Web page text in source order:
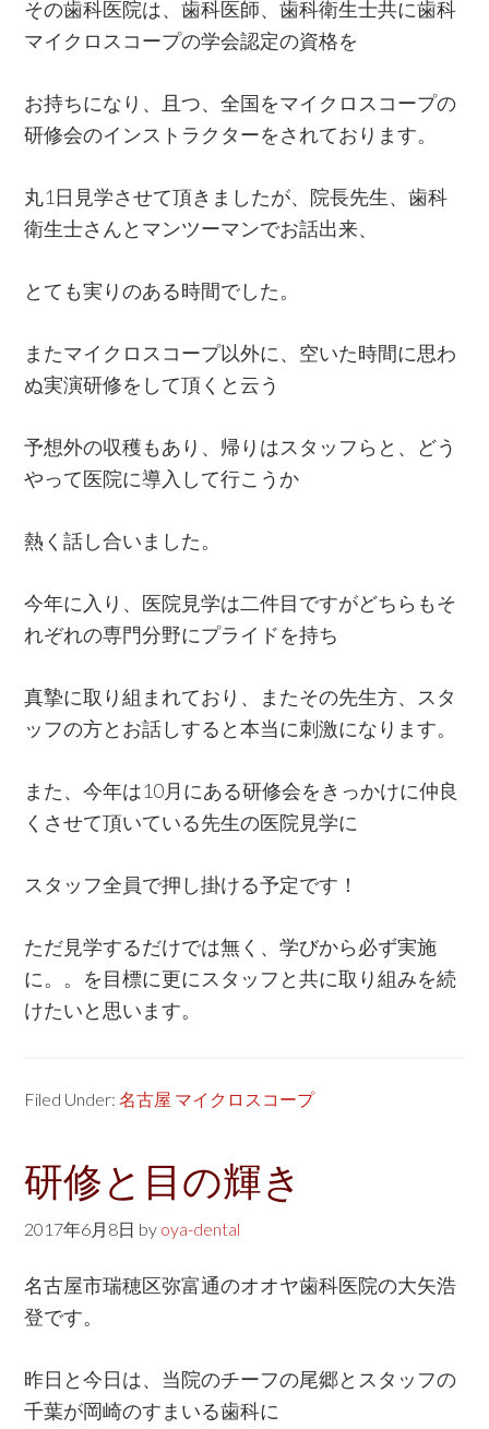
その歯科医院は、歯科医師、歯科衛生士共に歯科
マイクロスコープの学会認定の資格を
お持ちになり、且つ、全国をマイクロスコープの
研修会のインストラクターをされております。
丸1日見学させて頂きましたが、院長先生、歯科
衛生士さんとマンツーマンでお話出来、
とても実りのある時間でした。
またマイクロスコープ以外に、空いた時間に思わ
ぬ実演研修をして頂くと云う
予想外の収穫もあり、帰りはスタッフらと、どう
やって医院に導入して行こうか
熱く話し合いました。
今年に入り、医院見学は二件目ですがどちらもそ
れぞれの専門分野にプライドを持ち
真摯に取り組まれており、またその先生方、スタ
ッフの方とお話しすると本当に刺激になります。
また、今年は10月にある研修会をきっかけに仲良
くさせて頂いている先生の医院見学に
スタッフ全員で押し掛ける予定です！
ただ見学するだけでは無く、学びから必ず実施
に。。を目標に更にスタッフと共に取り組みを続
けたいと思います。
Filed Under:名古屋 マイクロスコープ
研修と目の輝き
2017年6月8日 by oya-dental
名古屋市瑞穂区弥富通のオオヤ歯科医院の大矢浩
登です。
昨日と今日は、当院のチーフの尾郷とスタッフの
千葉が岡崎のすまいる歯科に